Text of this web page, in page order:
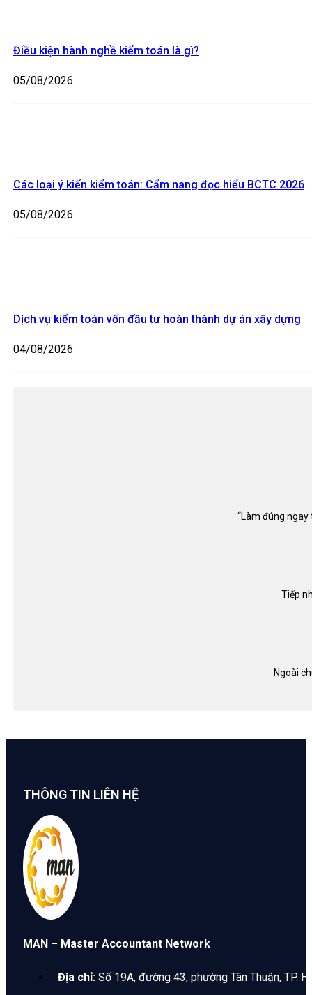
Điều kiện hành nghề kiểm toán là gì?
05/08/2026
Các loại ý kiến kiểm toán: Cẩm nang đọc hiểu BCTC 2026
05/08/2026
Dịch vụ kiểm toán vốn đầu tư hoàn thành dự án xây dựng
04/08/2026
“Làm đúng
Tiếp
Ngoài
THÔNG TIN LIÊN HỆ
MAN – Master Accountant Network
Địa chỉ: Số 19A, đường 43, phường Tân Thuận, TP.